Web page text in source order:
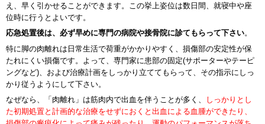
え、早く引かせることができます。この挙上姿位は数日間、就寝中や座
位時に行うとよいです。
応急処置後は、必ず早めに専門の病院や接骨院に診てもらって下さい。
特に脚の肉離れは日常生活で荷重がかかりやすく、損傷部の安定性が保
たれにくい損傷です。よって、専門家に患部の固定(サポーターやテーピ
ングなど)、および治療計画をしっかり立ててもらって、その指示にしっ
かり従うようにして下さい。
なぜなら、「肉離れ」は筋肉内で出血を伴うことが多く、
しっかりとし
た初期処置と計画的な治療をせずにおくと出血による血腫ができたり、